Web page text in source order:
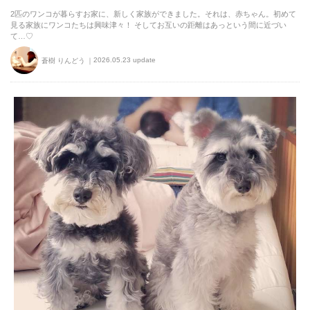
2匹のワンコが暮らすお家に、新しく家族ができました。それは、赤ちゃん。初めて
見る家族にワンコたちは興味津々！ そしてお互いの距離はあっという間に近づい
て…♡
蒼樹 りんどう 2026.05.23 update